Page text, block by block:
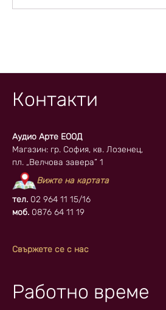
Контакти
Аудио Арте ЕООД
Магазин: гр. София, кв. Лозенец,
пл. „Велчова завера” 1
Вижте на картата
тел. 02 964 11 15/16
моб. 0876 64 11 19
Свържете се с нас
Работно време